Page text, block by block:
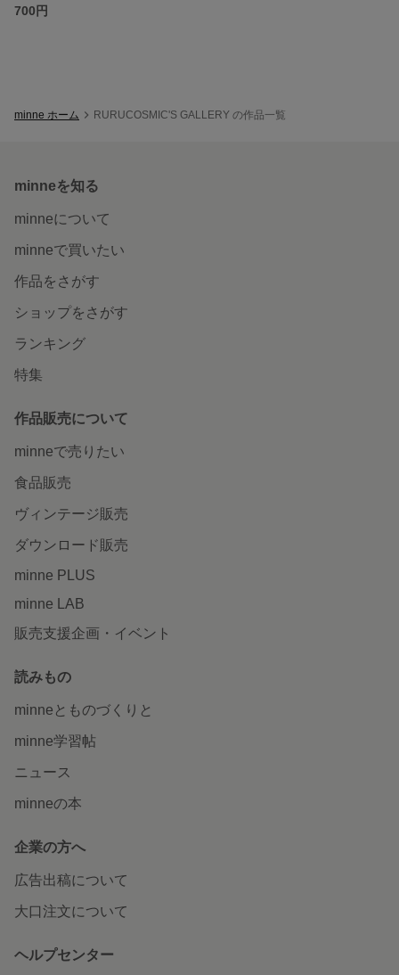
700円
minne ホーム RURUCOSMIC'S GALLERY の作品一覧
minneを知る
minneについて
minneで買いたい
作品をさがす
ショップをさがす
ランキング
特集
作品販売について
minneで売りたい
食品販売
ヴィンテージ販売
ダウンロード販売
minne PLUS
minne LAB
販売支援企画・イベント
読みもの
minneとものづくりと
minne学習帖
ニュース
minneの本
企業の方へ
広告出稿について
大口注文について
ヘルプセンター